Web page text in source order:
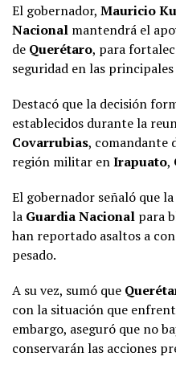
El gobernador, Mauricio
Nacional mantendrá el
de Querétaro, para
seguridad en las
Destacó que la decisión
establecidos durante la
Covarrubias, comandante
región militar enIrapuato,
El gobernador señaló que
la Guardia Nacional para
han reportado asaltos a
pesado.
A su vez, sumó que
con la situación que
embargo, aseguró que no
conservarán las acciones